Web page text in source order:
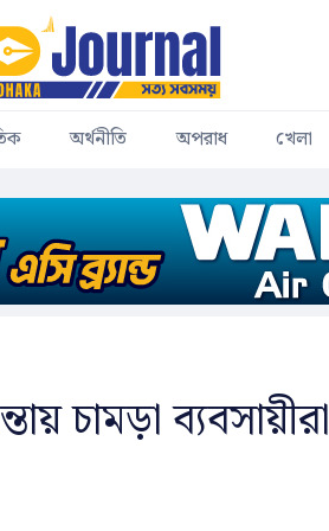
অর্থনীতি অপরাধ খেলা
চামড়া ব্যবসায়ীরা